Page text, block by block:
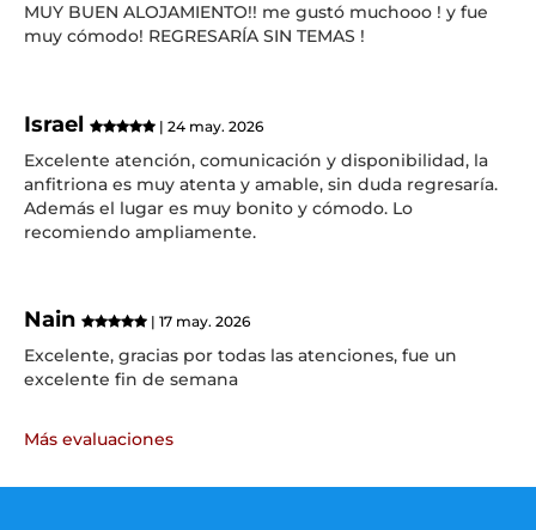
MUY BUEN ALOJAMIENTO!! me gustó muchooo ! y fue
muy cómodo! REGRESARÍA SIN TEMAS !
Israel | 24 may. 2026
Excelente atención, comunicación y disponibilidad, la
anfitriona es muy atenta y amable, sin duda regresaría.
Además el lugar es muy bonito y cómodo. Lo
recomiendo ampliamente.
Nain | 17 may. 2026
Excelente, gracias por todas las atenciones, fue un
excelente fin de semana
Más evaluaciones